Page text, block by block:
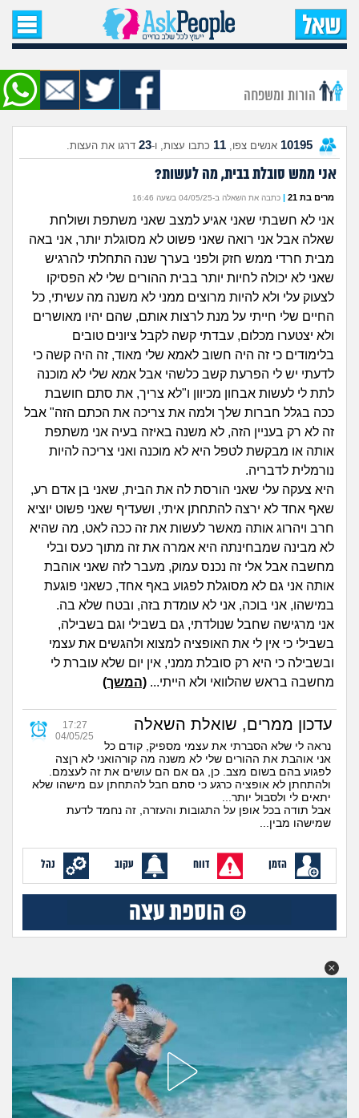
עמוד הבית
שאל שאלה
שאלות חדשות
שאלות שעוררו עניין
עצות חדשות
מה קורה כאן?
מתחם הטיפים
מדורים
זוגיות
היריון ולידה
הורות ומשפחה
מתבגרים
מהבקו"ם... ועד מתי?!
לימודים וסטודנטים
עבודה וקריירה
חברים ואנשים
בית, שכנים ושותפים
מה שעובר עליי
שומרים על הגוף
פיננסי וכלכלה
בין הסדינים
חיות מחמד
יוקר המחיה
גאווה
חיפוש שאלות
הרשמה | התחברות
הורות ומשפחה
10195 אנשים צפו, 11 כתבו עצות, ו-23 דרגו את העצות.
אני ממש סובלת בבית, מה לעשות?
מרים בת 21 | כתבה את השאלה ב-04/05/25 בשעה 16:46
אני לא חשבתי שאני אגיע למצב שאני משתפת ושולחת
שאלה אבל אני רואה שאני פשוט לא מסוגלת יותר, אני באה
מבית חרדי ממש חזק ולפני בערך שנה התחלתי להרגיש
שאני לא יכולה לחיות יותר בבית ההורים שלי לא הפסיקו
לצעוק עלי ולא להיות מרוצים ממני לא משנה מה עשיתי, כל
החיים שלי חייתי על מנת לרצות אותם, שהם יהיו מאושרים
ולא יצטערו מכלום, עבדתי קשה לקבל ציונים טובים
בלימודים כי זה היה חשוב לאמא שלי מאוד, זה היה קשה כי
לדעתי יש לי הפרעת קשב כלשהי אבל אמא שלי לא מוכנה
לתת לי לעשות אבחון מכיוון ו"לא צריך, את סתם חושבת
ככה בגלל חברות שלך ולמה את צריכה את הכתם הזה" אבל
זה לא רק בעניין הזה, לא משנה באיזה בעיה אני משתפת
אותה או מבקשת לטפל היא לא מוכנה ואני צריכה להיות
נורמלית לדבריה.
היא צעקה עלי שאני הורסת לה את הבית, שאני בן אדם רע,
שאף אחד לא ירצה להתחתן איתי, ושעדיף שאני פשוט יוציא
חרב ויהרוג אותה מאשר לעשות את זה ככה לאט, מה שהיא
לא מבינה שמבחינתה היא אמרה את זה מתוך כעס ובלי
מחשבה אבל אלי זה נכנס עמוק, מעבר לזה שאני אוהבת
אותה אני גם לא מסוגלת לפגוע באף אחד, כשאני פוגעת
במישהו, אני בוכה, אני לא עומדת בזה, ובטח שלא בה.
אני מרגישה שחבל שנולדתי, גם בשבילי וגם בשבילה,
בשבילי כי אין לי את האופציה למצוא ולהגשים את עצמי
ובשבילה כי היא רק סובלת ממני, אין יום שלא עוברת לי
מחשבה בראש שהלוואי ולא הייתי... (המשך)
עדכון ממרים, שואלת השאלה
17:27
04/05/25
נראה לי שלא הסברתי את עצמי מספיק, קודם כל
אני אוהבת את ההורים שלי לא משנה מה קורהואני לא רןצה
לפגוע בהם בשום מצב. כן, גם אם הם עושים את זה לעצמם.
ולהתחתן לא אופציה כרגע כי סתם חבל להתחתן עם מישהו שלא
יתאים לי ולסבול יותר...
אבל תודה בכל אופן על התגובות והעזרה, זה נחמד לדעת
שמישהו מבין...
הזמן דווח עקוב נהל